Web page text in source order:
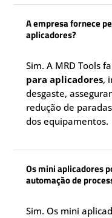
A empresa fornece
aplicadores?
Sim. A MRD Tools
para aplicadores,
desgaste,
redução de
dos equipamentos.
Os mini aplicadores
automação de
Sim. Os mini